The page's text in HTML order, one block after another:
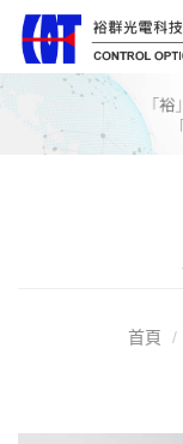
首頁